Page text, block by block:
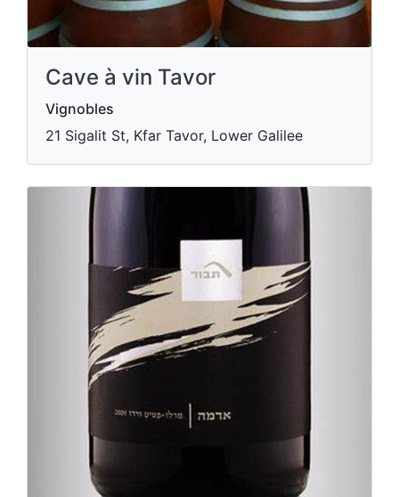
Cave à vin Tavor
Vignobles
21 Sigalit St, Kfar Tavor, Lower Galilee